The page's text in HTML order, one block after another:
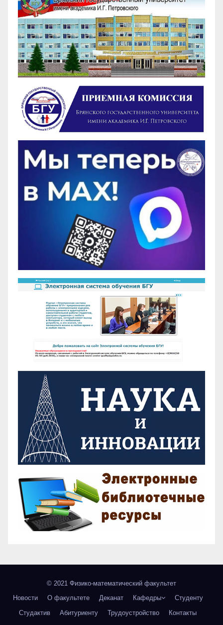
© 2021 Физико-математический факультет
Новости
О факультете Деканат Кафедры
Студенту
Студактив
Абитуриенту Трудоустройство Контакты